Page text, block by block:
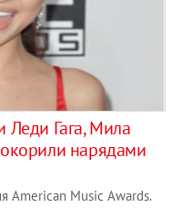
Леди Гага, Мила
нарядами
American Music Awards.